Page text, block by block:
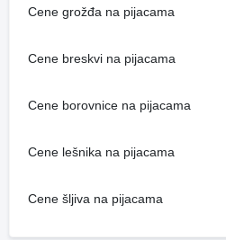
Cene grožđa na pijacama
Cene breskvi na pijacama
Cene borovnice na pijacama
Cene lešnika na pijacama
Cene šljiva na pijacama